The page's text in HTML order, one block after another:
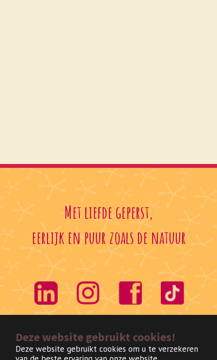
Deze website gebruikt cookies!
Deze website gebruikt cookies om u te verzekeren
Met liefde geperst,
eerlijk en puur zoals de natuur